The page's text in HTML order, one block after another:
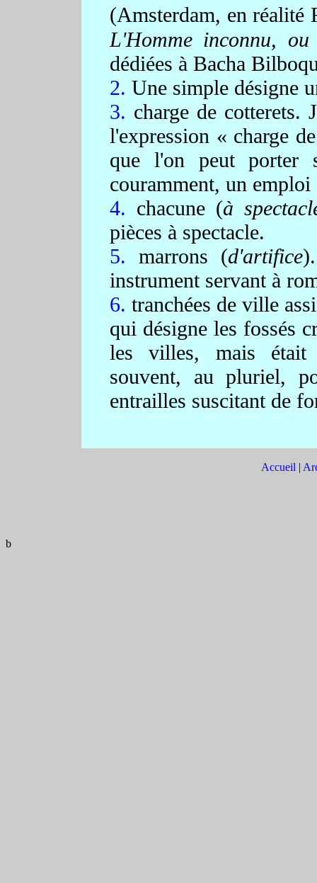
(Amsterdam, en réalité
L'Homme inconnu,
dédiées à Bacha
2. Une simple désigne
3. charge de cotterets.
l'expression « charge
que l'on peut porter
couramment, un
4. chacune(à
pièces à spectacle.
5. marrons (d'artifice
instrument servant à
6. tranchées de ville
qui désigne les fossés
les villes, mais était
souvent, au pluriel,
entrailles suscitant de
Accueil |
b